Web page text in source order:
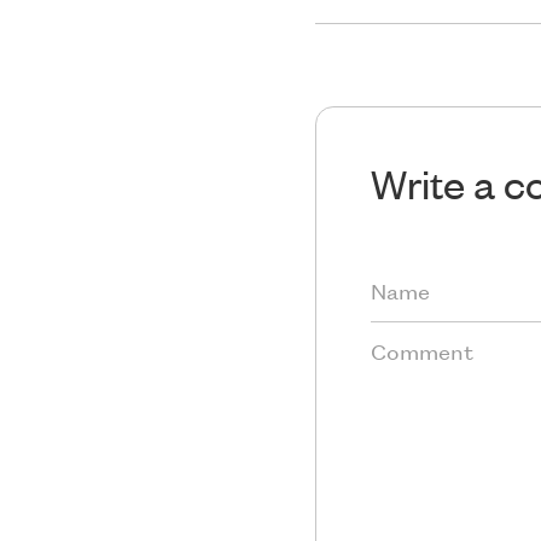
Write a